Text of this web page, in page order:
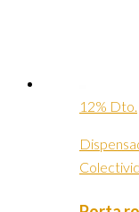
12% Dto.